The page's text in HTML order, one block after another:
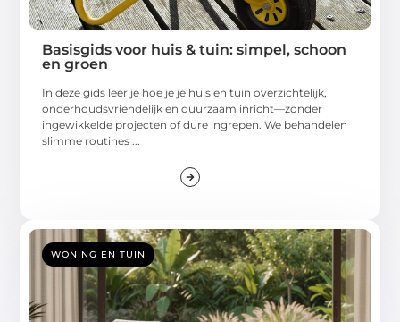
Basisgids voor huis & tuin: simpel, schoon
en groen
In deze gids leer je hoe je je huis en tuin overzichtelijk,
onderhoudsvriendelijk en duurzaam inricht—zonder
ingewikkelde projecten of dure ingrepen. We behandelen
slimme routines ...
WONING EN TUIN